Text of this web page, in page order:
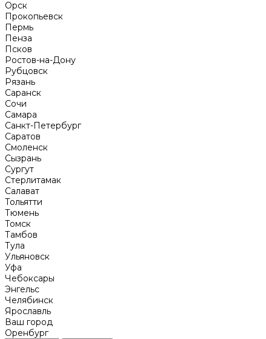
Орск
Прокопьевск
Пермь
Пенза
Псков
Ростов-на-Дону
Рубцовск
Рязань
Саранск
Сочи
Самара
Санкт-Петербург
Саратов
Смоленск
Сызрань
Сургут
Стерлитамак
Салават
Тольятти
Тюмень
Томск
Тамбов
Тула
Ульяновск
Уфа
Чебоксары
Энгельс
Челябинск
Ярославль
Ваш город
Оренбург